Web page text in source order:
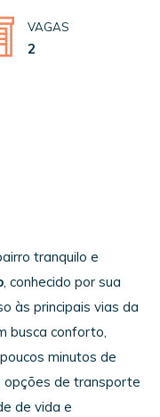
VAGAS
2
tranquilo e
, conhecido por sua
às principais vias da
busca conforto,
minutos de
opções de transporte
de vida e